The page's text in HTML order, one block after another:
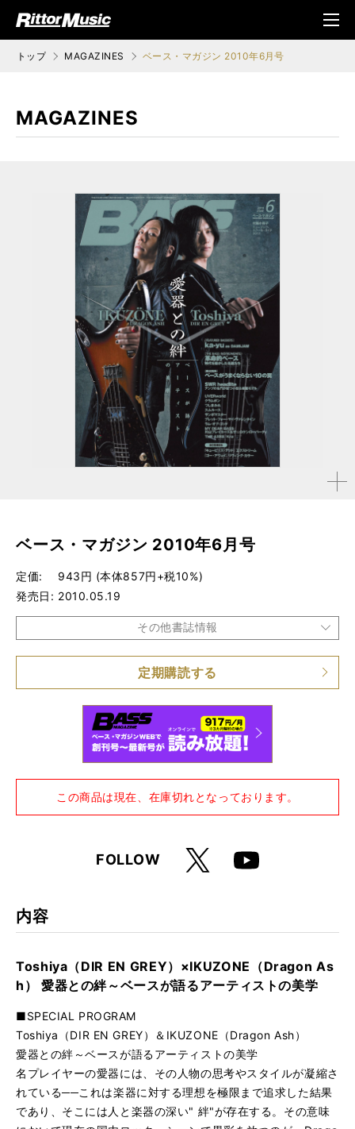
ジック (Rittor Musi
メニ
ュ
トップ MAGAZINES ベース・マガジン 2010年6月号
MAGAZINES
拡大す
ベース・マガジン 2010年6月号
定価
943円 (本体857円+税10%)
発売日
2010.05.19
その他書誌情報
A4変形判 / 164ページ / 小冊子（ミュージック・スクー
ル・ガイド2011）付き
定期購読する
この商品は現在、在庫切れとなっております。
FOLLOW Youtube
内容
Toshiya（DIR EN GREY）×IKUZONE（Dragon As
h） 愛器との絆～ベースが語るアーティストの美学
■SPECIAL PROGRAM
Toshiya（DIR EN GREY）＆IKUZONE（Dragon Ash）
愛器との絆～ベースが語るアーティストの美学
名プレイヤーの愛器には、その人物の思考やスタイルが凝縮さ
れている──これは楽器に対する理想を極限まで追求した結果
であり、そこには人と楽器の深い" 絆"が存在する。その意味